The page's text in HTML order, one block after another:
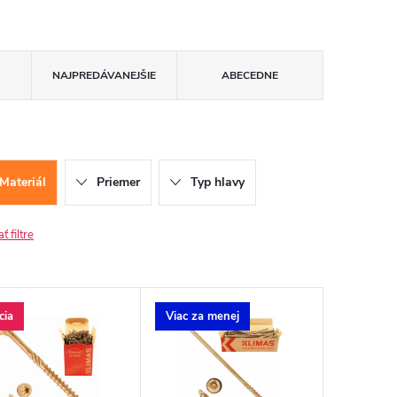
NAJPREDÁVANEJŠIE ABECEDNE
Materiál Priemer Typ hlavy
filtre
Viac za menej